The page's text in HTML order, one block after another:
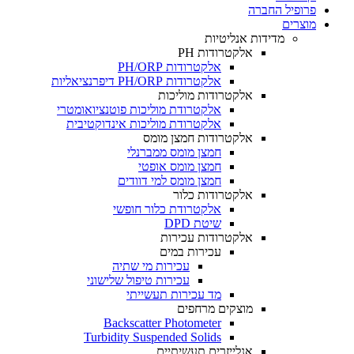
פרופיל החברה
מוצרים
מדידות אנליטיות
אלקטרודות PH
אלקטרודות PH/ORP
אלקטרודות PH/ORP דיפרנציאליות
אלקטרודות מוליכות
אלקטרודת מוליכות פוטנציואומטרי
אלקטרודת מוליכות אינדוקטיבית
אלקטרודות חמצן מומס
חמצן מומס ממברנלי
חמצן מומס אופטי
חמצן מומס למי דוודים
אלקטרודות כלור
אלקטרודת כלור חופשי
שיטת DPD
אלקטרודות עכירות
עכירות במים
עכירות מי שתיה
עכירות טיפול שלישוני
מד עכירות תעשייתי
מוצקים מרחפים
Backscatter Photometer
Turbidity Suspended Solids
אנלייזרים תעשיתיים